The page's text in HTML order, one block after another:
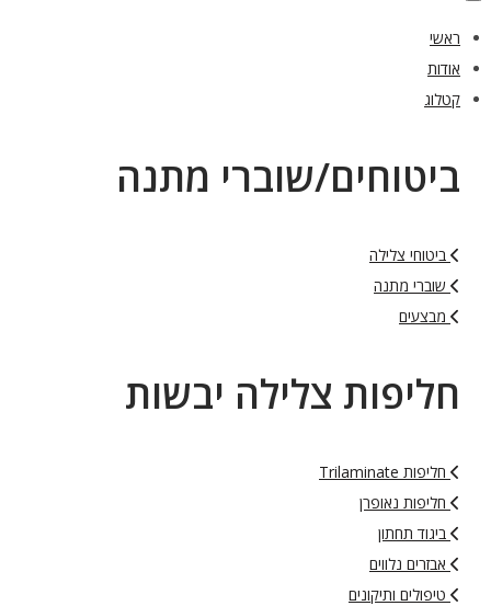
ראשי
אודות
קטלוג
ביטוחים/שוברי מתנה
ביטוחי צלילה
שוברי מתנה
מבצעים
חליפות צלילה יבשות
חליפות Trilaminate
חליפות נאופרן
ביגוד תחתון
אבזרים נלווים
טיפולים ותיקונים